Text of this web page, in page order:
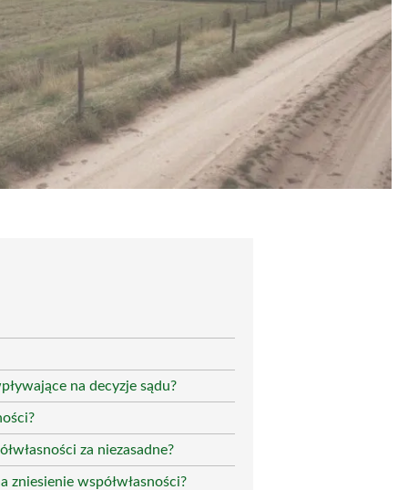
na decyzje sądu?
za niezasadne?
zniesienie współwłasności?